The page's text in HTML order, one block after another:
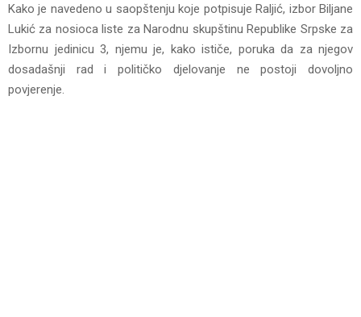
Kako je navedeno u saopštenju koje potpisuje Raljić, izbor Biljane
Lukić za nosioca liste za Narodnu skupštinu Republike Srpske za
Izbornu jedinicu 3, njemu je, kako ističe, poruka da za njegov
dosadašnji rad i političko djelovanje ne postoji dovoljno
povjerenje.